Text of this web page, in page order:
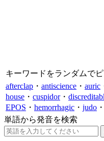
キーワードをランダムで
afterclap ・ antiscience ・ auric
house ・ cuspidor・
EPOS ・ hemorrhagic ・ judo ・
単語から発音を検索